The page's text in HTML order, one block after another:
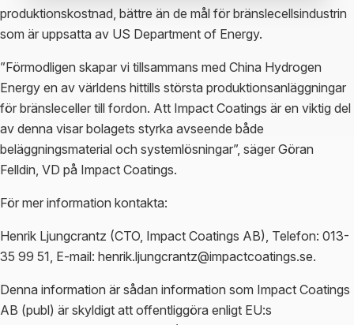
produktionskostnad, bättre än de mål för bränslecellsindustrin
som är uppsatta av US Department of Energy.
”Förmodligen skapar vi tillsammans med China Hydrogen
Energy en av världens hittills största produktionsanläggningar
för bränsleceller till fordon. Att Impact Coatings är en viktig del
av denna visar bolagets styrka avseende både
beläggningsmaterial och systemlösningar”, säger Göran
Felldin, VD på Impact Coatings.
För mer information kontakta:
Henrik Ljungcrantz (CTO, Impact Coatings AB), Telefon: 013-
35 99 51, E-mail: henrik.ljungcrantz@impactcoatings.se.
Denna information är sådan information som Impact Coatings
AB (publ) är skyldigt att offentliggöra enligt EU:s